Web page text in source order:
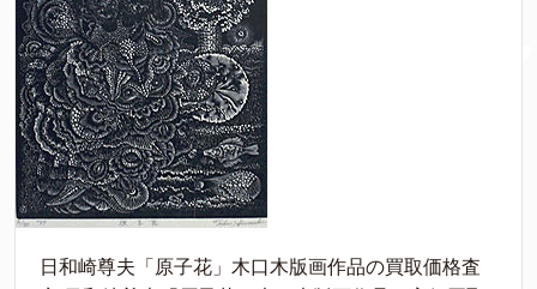
日和崎尊夫「原子花」木口木版画作品の買取価格査